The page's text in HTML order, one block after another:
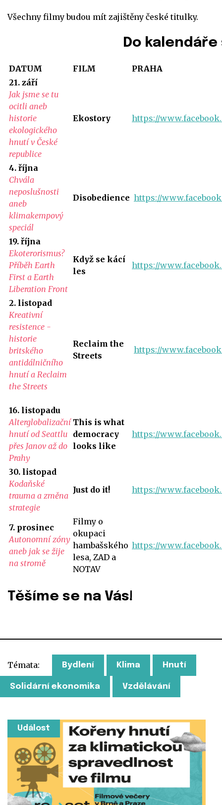
Všechny filmy budou mít zajištěny české titulky.
Do
DATUM FILM
PRAHA
21. září
Jak jsme se tu
ocitli aneb
historie
ekologického
hnutí v České
republice
Ekostory https://
4. října
Chvála
neposlušnosti
aneb
klimakempový
speciál
Disobedience https://
19. října
Ekoterorismus?
Příběh Earth
First a Earth
Liberation Front
Když se kácí
les
https://
2. listopad
Kreativní
resistence -
historie
britského
antidálničního
hnutí a Reclaim
the Streets
Reclaim the
Streets
https://
16. listopadu
Alterglobalizační
hnutí od Seattlu
přes Janov až do
Prahy
This is what
democracy
looks like
https://
30. listopad
Kodaňské
trauma a změna
strategie
Just do it! https://
7. prosinec
Autonomní zóny
aneb jak se žije
na stromě
Filmy o
okupaci
hambašského
lesa, ZAD a
NOTAV
https://
Těšíme se na Vás!
Témata: Bydlení Klima Hnutí
Solidární ekonomika Vzdělávání
Událost